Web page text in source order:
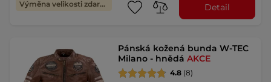
Výměna velikosti zdarma
Detail
Pánská kožená bunda W-TEC
Milano - hnědáAKCE
4.8 (8)